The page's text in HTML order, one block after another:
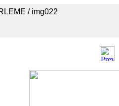
/ img022